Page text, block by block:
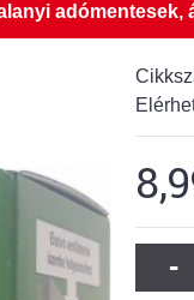
adómentesek,
-